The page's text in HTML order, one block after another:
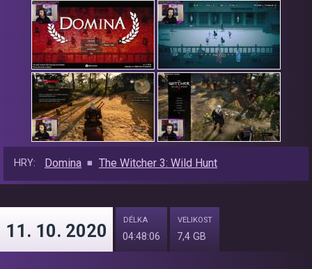
HRY: Domina The Witcher 3: Wild Hunt
11. 10. 2020
DÉLKA
04:48:06
VELIKOST
7,4 GB